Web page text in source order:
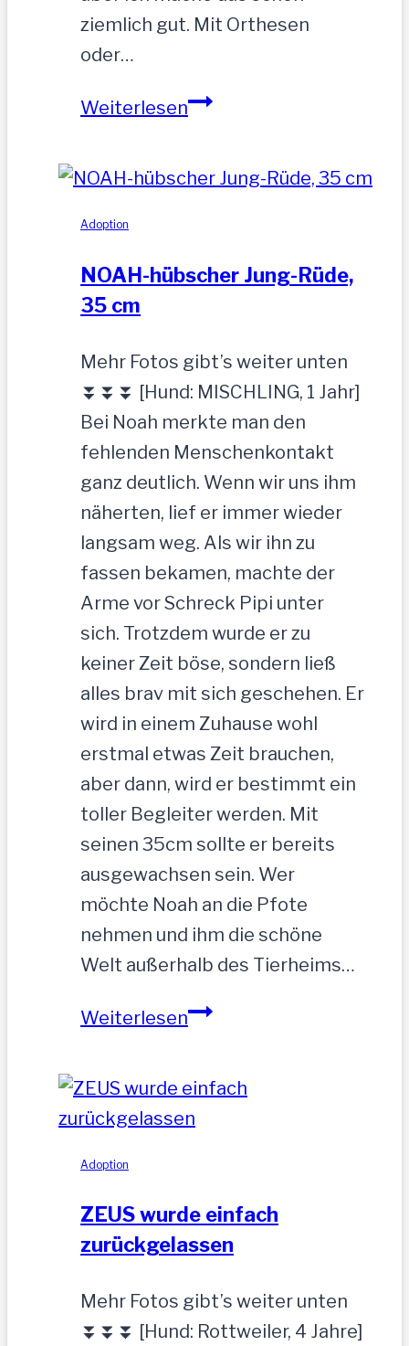
ziemlich gut. Mit Orthesen
oder…
WeiterlesenSandu
gesucht
Adoption
NOAH-hübscher Jung-Rüde,
35 cm
Mehr Fotos gibt’s weiter unten
⏬⏬⏬ [Hund: MISCHLING, 1 Jahr]
Bei Noah merkte man den
fehlenden Menschenkontakt
ganz deutlich. Wenn wir uns ihm
näherten, lief er immer wieder
langsam weg. Als wir ihn zu
fassen bekamen, machte der
Arme vor Schreck Pipi unter
sich. Trotzdem wurde er zu
keiner Zeit böse, sondern ließ
alles brav mit sich geschehen. Er
wird in einem Zuhause wohl
erstmal etwas Zeit brauchen,
aber dann, wird er bestimmt ein
toller Begleiter werden. Mit
seinen 35cm sollte er bereits
ausgewachsen sein. Wer
möchte Noah an die Pfote
nehmen und ihm die schöne
Welt außerhalb des Tierheims…
WeiterlesenNOAH-
Rüde,
35
Adoption
ZEUS wurde einfach
zurückgelassen
Mehr Fotos gibt’s weiter unten
⏬⏬⏬ [Hund: Rottweiler, 4 Jahre]